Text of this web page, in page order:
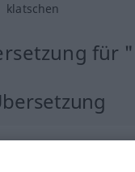
klatschen
für
Verb